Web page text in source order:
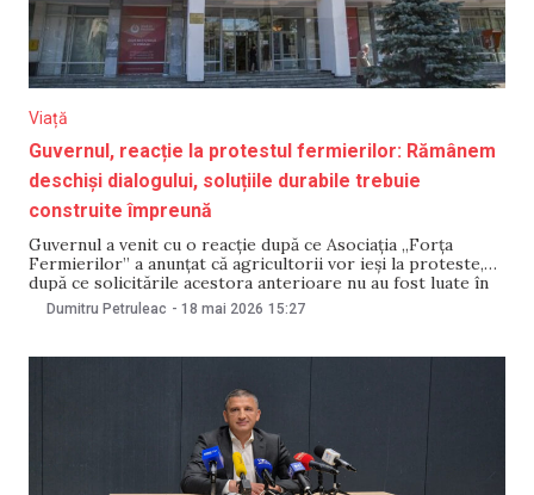
Viață
Guvernul, reacție la protestul fermierilor: Rămânem
deschiși dialogului, soluțiile durabile trebuie
construite împreună
Guvernul a venit cu o reacție după ce Asociația „Forța
Fermierilor” a anunțat că agricultorii vor ieși la proteste,
după ce solicitările acestora anterioare nu au fost luate în
calcul. Într-o reacție pentru NewsMaker, instituția a
comunicat că rămâne deschisă dialogului cu organizațiile de
Dumitru Petruleac - 18 mai 2026 15:27